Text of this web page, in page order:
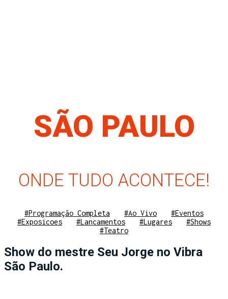
SÃO PAULO
ONDE TUDO ACONTECE!
#Programação Completa #Ao Vivo
#Eventos
#Exposicoes
#Lancamentos #Lugares
#Shows
#Teatro
Show do mestre Seu Jorge no Vibra
São Paulo.